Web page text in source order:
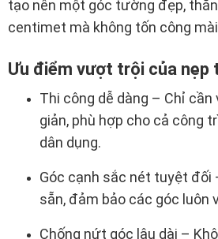
tạo nên một góc tường đẹp,
centimet mà không tốn công
Ưu điểm vượt trội của
Thi công dễ dàng – Chỉ
giản, phù hợp cho cả công
dân dụng.
Góc cạnh sắc nét tuyệt đối
sẵn, đảm bảo các góc luôn
Chống nứt góc lâu dài –